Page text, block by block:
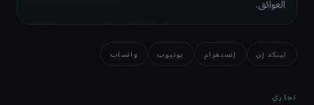
العوائق.
لينكد إن إنستغرام يوتيوب واتساب
تجاري